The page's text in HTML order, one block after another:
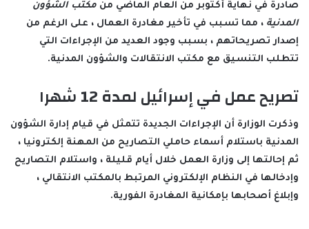
صادرة في نهاية أكتوبر من العام الماضي من مكتب الشؤون
المدنية ، مما تسبب في تأخير مغادرة العمال ، على الرغم من
إصدار تصريحاتهم ، بسبب وجود العديد من الإجراءات التي
تتطلب التنسيق مع مكتب الانتقالات والشؤون المدنية.
تصريح عمل في إسرائيل لمدة 12 شهرا
وذكرت الوزارة أن الإجراءات الجديدة تتمثل في قيام إدارة الشؤون
المدنية باستلام أسماء حاملي التصاريح من المهنة إلكترونيا ،
ثم إحالتها إلى وزارة العمل خلال أيام قليلة ، واستلام التصاريح
وإدخالها في النظام الإلكتروني المرتبط بالمكتب الانتقالي ،
وإبلاغ أصحابها بإمكانية المغادرة الفورية.